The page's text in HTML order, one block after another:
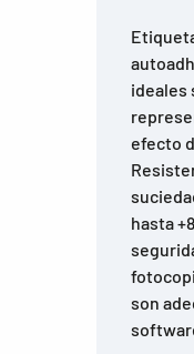
ideales
efecto
hasta
son